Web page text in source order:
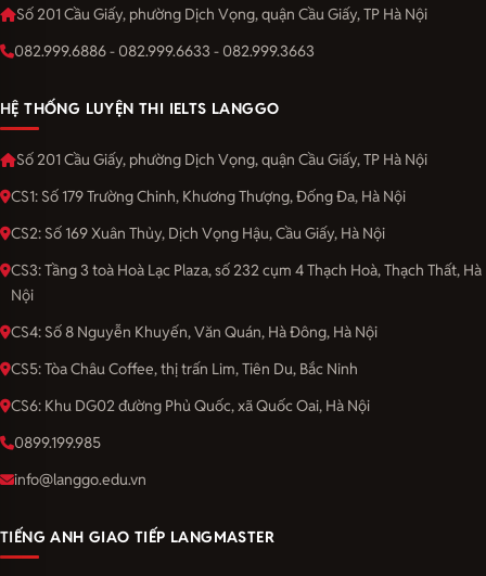
Số 201 Cầu Giấy, phường Dịch Vọng, quận Cầu Giấy, TP Hà Nội
082.999.6886 - 082.999.6633 - 082.999.3663
HỆ THỐNG LUYỆN THI IELTS LANGGO
Số 201 Cầu Giấy, phường Dịch Vọng, quận Cầu Giấy, TP Hà Nội
CS1: Số 179 Trường Chinh, Khương Thượng, Đống Đa, Hà Nội
CS2: Số 169 Xuân Thủy, Dịch Vọng Hậu, Cầu Giấy, Hà Nội
CS3: Tầng 3 toà Hoà Lạc Plaza, số 232 cụm 4 Thạch Hoà, Thạch Thất, Hà
Nội
CS4: Số 8 Nguyễn Khuyến, Văn Quán, Hà Đông, Hà Nội
CS5: Tòa Châu Coffee, thị trấn Lim, Tiên Du, Bắc Ninh
CS6: Khu DG02 đường Phủ Quốc, xã Quốc Oai, Hà Nội
0899.199.985
info@langgo.edu.vn
TIẾNG ANH GIAO TIẾP LANGMASTER